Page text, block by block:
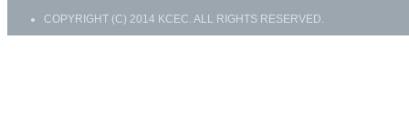
COPYRIGHT (C) 2014 KCEC. ALL RIGHTS RESERVED.